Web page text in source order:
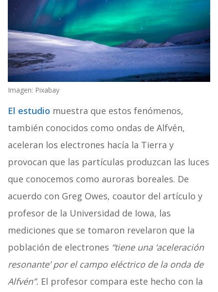
Imagen: Pixabay
El estudio muestra que estos fenómenos,
también conocidos como ondas de Alfvén,
aceleran los electrones hacía la Tierra y
provocan que las partículas produzcan las luces
que conocemos como auroras boreales. De
acuerdo con Greg Owes, coautor del artículo y
profesor de la Universidad de Iowa, las
mediciones que se tomaron revelaron que la
población de electrones “tiene una ‘aceleración
resonante’ por el campo eléctrico de la onda de
Alfvén”. El profesor compara este hecho con la